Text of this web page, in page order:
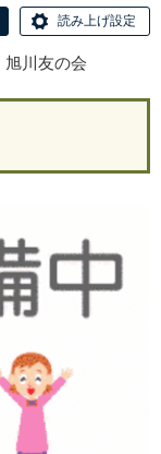
読み上げ設定
旭川友の会